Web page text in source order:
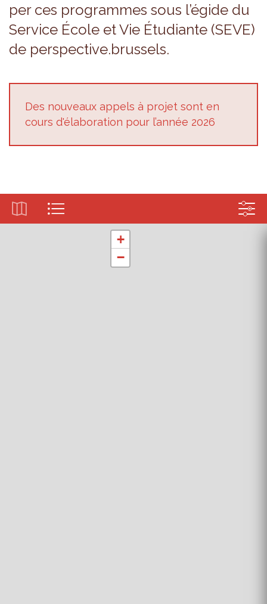
per ces pro­grammes sous l’égide du
Ser­vice École et Vie Étu­diante (SEVE)
de pers­pec­tive.brus­sels.
Des nou­veaux appels à pro­jet sont en
cours d'éla­bo­ra­tion pour l’an­née 2026
+
−